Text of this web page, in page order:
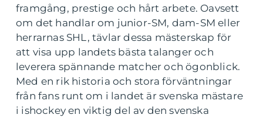
framgång, prestige och hårt arbete. Oavsett
om det handlar om junior-SM, dam-SM eller
herrarnas SHL, tävlar dessa mästerskap för
att visa upp landets bästa talanger och
leverera spännande matcher och ögonblick.
Med en rik historia och stora förväntningar
från fans runt om i landet är svenska mästare
i ishockey en viktig del av den svenska